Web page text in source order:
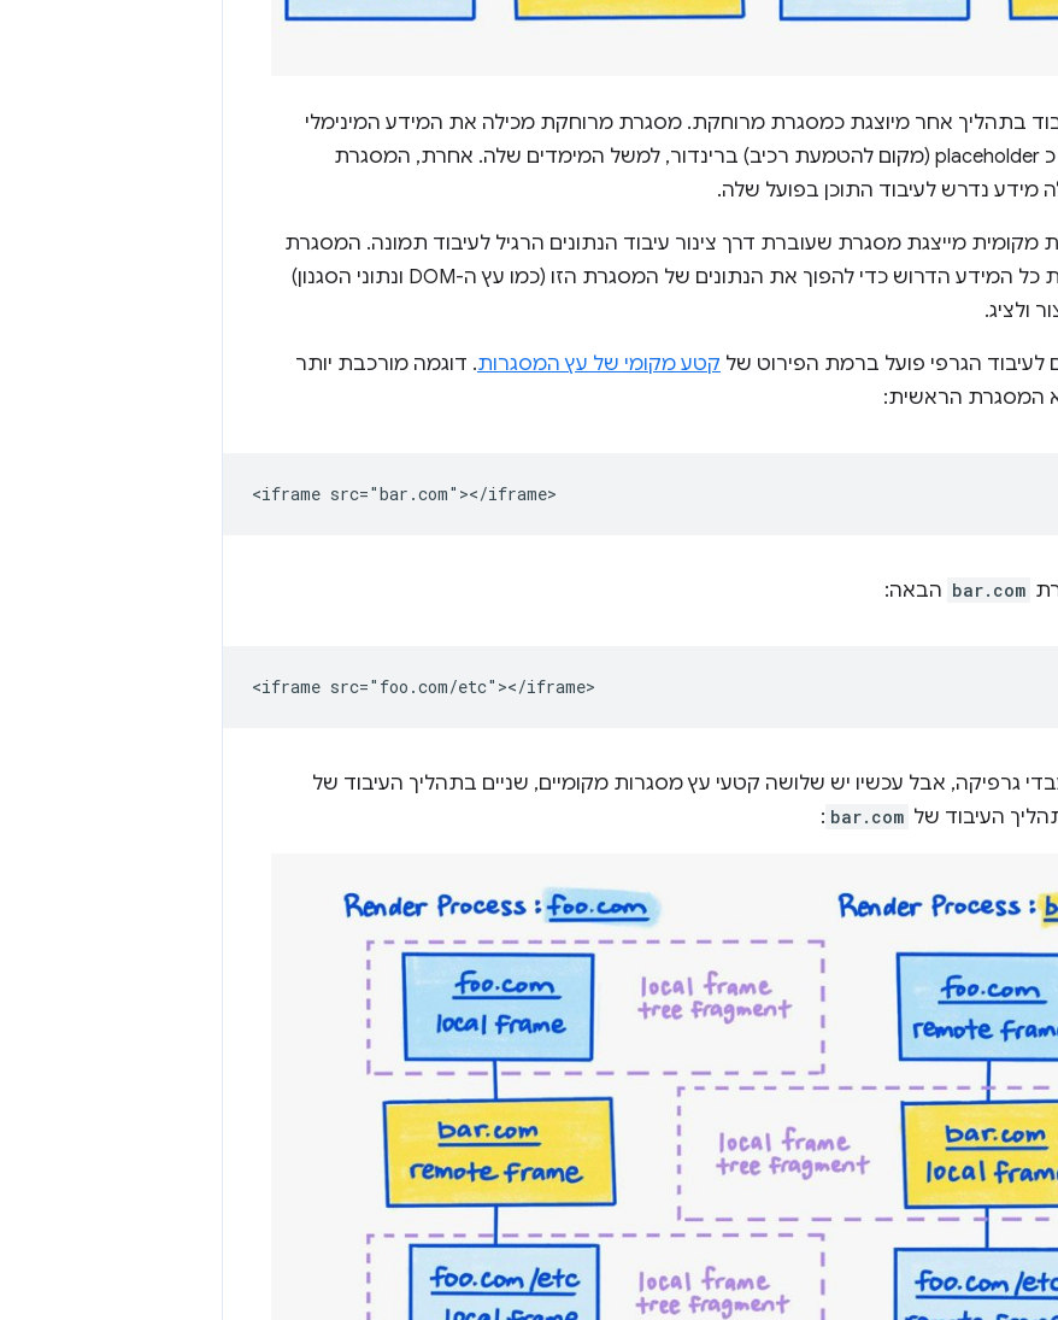
בתהליך אחר מיוצגת כמסגרת מרוחקת. מסגרת מרוחקת מכילה את המידע המינימלי
הנדרש כדי לשמש כ placeholder (מקום להטמעת רכיב) ברינדור, למשל המימדים שלה. אחרת, המסגרת
מידע נדרש לעיבוד התוכן בפועל שלה.
מייצגת מסגרת שעוברת דרך צינור עיבוד הנתונים הרגיל לעיבוד תמונה. המסגרת
המקומית מכילה את כל המידע הדרוש כדי להפוך את הנתונים של המסגרת הזו (כמו עץ ה-DOM ונתוני הסגנון)
ולציג.
לעיבוד הגרפי פועל ברמת הפירוט של קטע מקומי של עץ המסגרות. דוגמה מורכבת יותר
המסגרת הראשית:
bar.com הבאה:
גרפיקה, אבל עכשיו יש שלושה קטעי עץ מסגרות מקומיים, שניים בתהליך העיבוד של
העיבוד של bar.com
: